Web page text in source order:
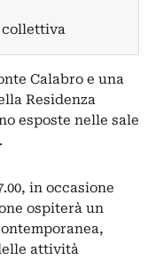
collettiva
Calabro e una
Residenza
esposte nelle sale
in occasione
ospiterà un
attività